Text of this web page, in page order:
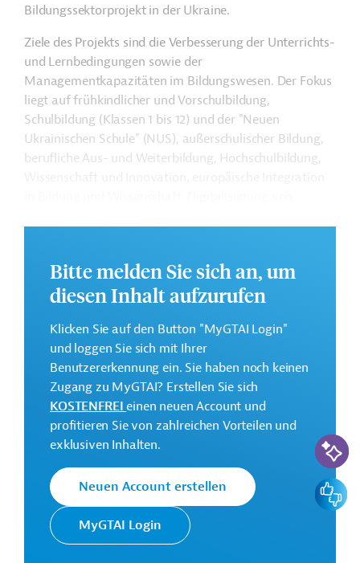
Bildungssektorprojekt in der Ukraine.
Ziele des Projekts sind die Verbesserung der Unterrichts-
und Lernbedingungen sowie der
Managementkapazitäten im Bildungswesen. Der Fokus
liegt auffrühkindlicher und Vorschulbildung,
Schulbildung (Klassen 1 bis 12) und der "Neuen
Ukrainischen Schule" (NUS), außerschulischer Bildung,
berufliche Aus- und Weiterbildung, Hochschulbildung,
Weitere Informationen zu dem Entwicklungsprojekt
finden Sie auf derWebseite der Weltbankgruppe
sowie auf dem übergeordneten Projekt.
GTAI informiert über dieWeltbankgruppe:
Schwerpunkte, Regularien und praktische Hinweise zur
Geschäftsanbahnung.
Geberbeitrag:
4,9 Millionen US-Dollar (Weltbankgruppe)
Kontaktadresse
Bitte melden Sie sich an, um
diesen Inhalt aufzurufen
Klicken Sie auf den Button "MyGTAI Login"
und loggen Sie sich mit Ihrer
Benutzererkennung ein. Sie haben noch keinen
Zugang zu MyGTAI? Erstellen Sie sich
KOSTENFREIeinen neuen Account und
profitieren Sie von zahlreichen Vorteilen und
exklusiven Inhalten.
Neuen Account erstellen
MyGTAI Login
KI-